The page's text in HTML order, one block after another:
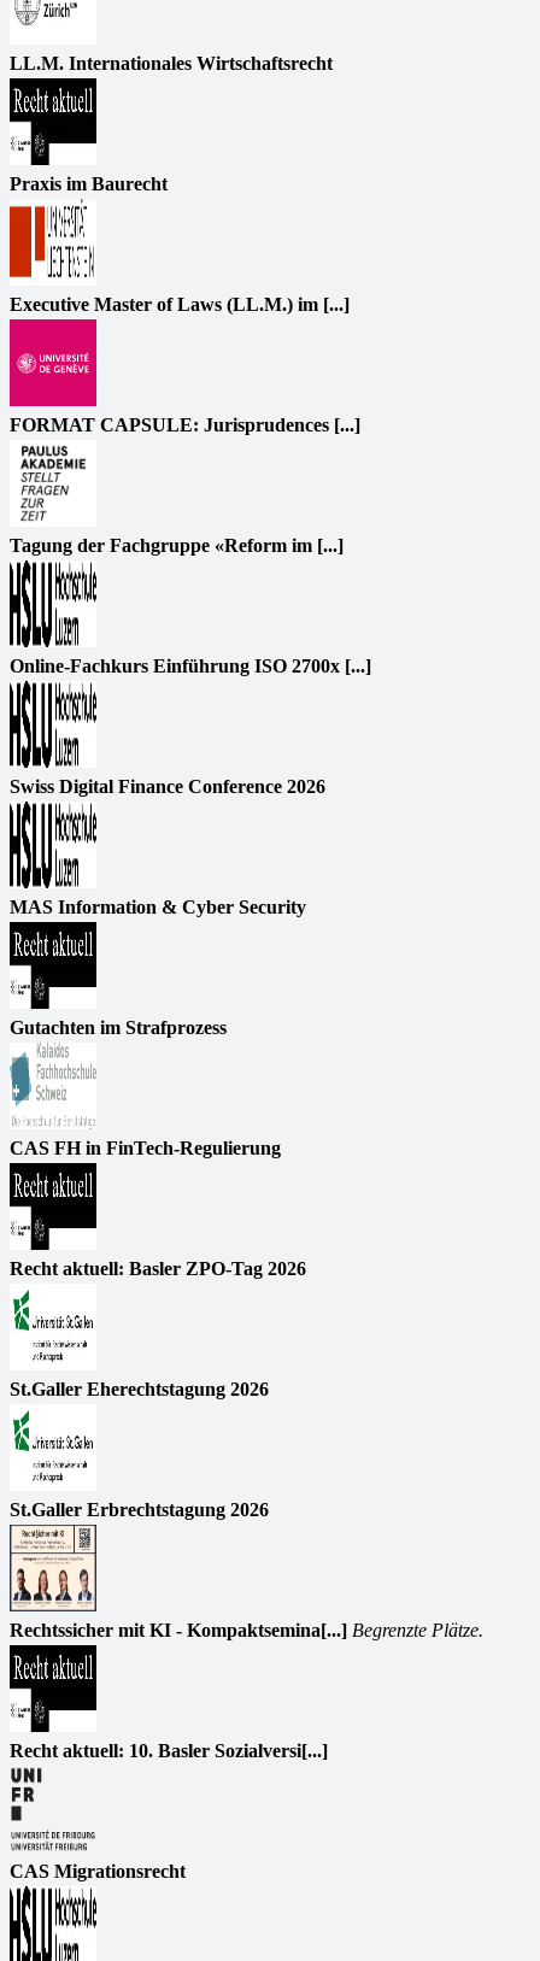
LL.M. Internationales Wirtschaftsrecht
Praxis im Baurecht
Executive Master of Laws (LL.M.) im [...]
FORMAT CAPSULE: Jurisprudences [...]
Tagung der Fachgruppe «Reform im [...]
Online-Fachkurs Einführung ISO 2700x [...]
Swiss Digital Finance Conference 2026
MAS Information & Cyber Security
Gutachten im Strafprozess
CAS FH in FinTech-Regulierung
Recht aktuell: Basler ZPO-Tag 2026
St.Galler Eherechtstagung 2026
St.Galler Erbrechtstagung 2026
Rechtssicher mit KI - Kompaktsemina[...] Begrenzte Plätze.
Recht aktuell: 10. Basler Sozialversi[...]
CAS Migrationsrecht